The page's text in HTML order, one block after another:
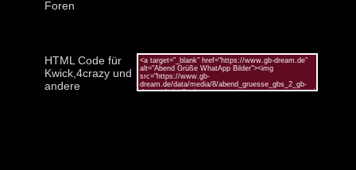
Foren
HTML Code für
Kwick,4crazy und
andere